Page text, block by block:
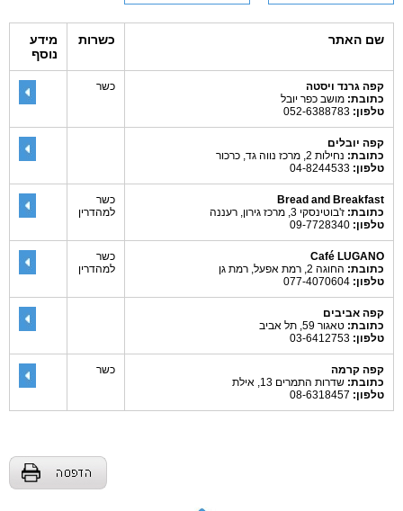
שם האתר כשרות
מידע
נוסף
קפה גרנד ויסטה
כתובת: מושב כפר יובל
טלפון:
כשר
קפה יובלים
כתובת: נחילות 2, מרכז נווה גד, כרכור
טלפון:
Bread and Breakfast
כתובת: ז'בוטינסקי 3, מרכז גירון, רעננה
טלפון:
כשר
למהדרין
Café LUGANO
כתובת: החוגה 2, רמת אפעל, רמת גן
טלפון:
כשר
למהדרין
קפה אביבים
כתובת: טאגור 59, תל אביב
טלפון:
קפה קרמה
כתובת: שדרות התמרים 13, אילת
טלפון:
כשר